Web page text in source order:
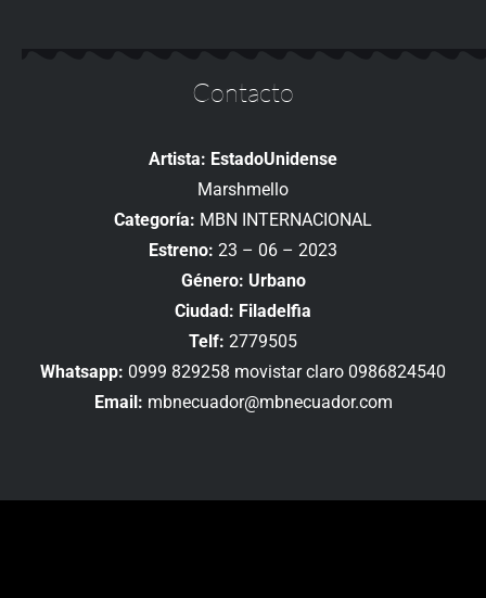
Contacto
Artista: EstadoUnidense
Marshmello
Categoría: MBN INTERNACIONAL
Estreno: 23 – 06 – 2023
Género: Urbano
Ciudad: Filadelfia
Telf: 2779505
Whatsapp: 0999 829258 movistar claro 0986824540
Email: mbnecuador@mbnecuador.com